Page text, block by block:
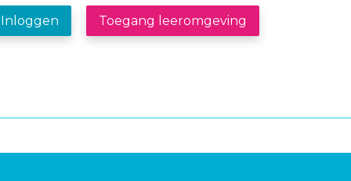
Inloggen Toegang leeromgeving